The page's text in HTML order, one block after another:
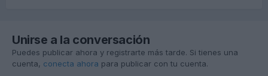
Unirse a la conversación
Puedes publicar ahora y registrarte más tarde. Si tienes una
cuenta, conecta ahora para publicar con tu cuenta.